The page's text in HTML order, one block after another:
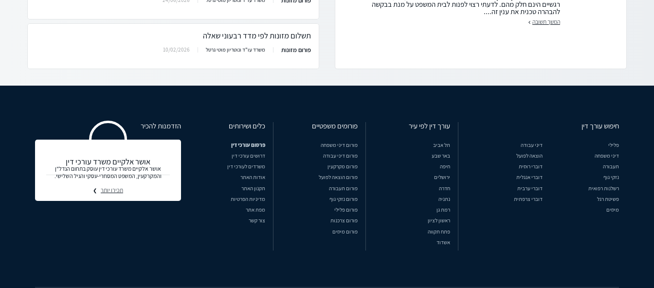
רגשיים הינם חלק מהם. לדעתי רצוי לפנות לבית המשפט על מנת בבקשה
להבהרה טכנית את ענין זה....
המשך תשובה
תשלום מזונות לפי מדד רבעוני שאלה
פורום מזונות משרד עו"ד ונוטריון מוטי גרטל 10/02/2026
חיפוש עורך דין
פלילי
דיני עבודה
דיני משפחה
הוצאה לפועל
תעבורה
דוברי רוסית
נזקי גוף
דוברי אנגלית
רשלנות רפואית
דוברי ערבית
פשיטת רגל
דוברי צרפתית
מיסים
עורך דין לפי עיר
תל אביב
באר שבע
חיפה
ירושלים
חדרה
נתניה
רמת גן
ראשון לציון
פתח תקווה
אשדוד
פורומים משפטיים
פורום דיני משפחה
פורום דיני עבודה
פורום מקרקעין
פורום הוצאה לפועל
פורום תעבורה
פורום נזקי גוף
פורום פלילי
פורום צרכנות
פורום מיסים
כלים ושירותים
פרסום עורכי דין
דרושים עורכי דין
משרדים לעורכי דין
אודות האתר
תקנון האתר
מדיניות הפרטיות
מפת אתר
צור קשר
הזדמנות להכיר
אושר אלקיים משרד עורכי דין
אושר אלקיים משרד עורכי דין עוסק בתחום הנדל"ן
והמקרקעין, המשפט המסחרי-עסקי והגיל השלישי.
תכירו יותר